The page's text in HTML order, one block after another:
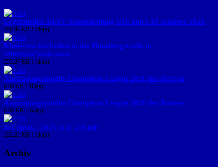
Ergebnisliste DESV-Talentsichtung U16 und U19 Sommer 2026
290.98 KB 1 file(s)
Kinderstockschießen in der Hanebergstraße in
München/Neuhausen
253.27 KB 1 file(s)
Austragungsmodus Champions League 2026 der Herren
0.00 KB 1 file(s)
Austragungsmodus Champions League 2026 der Damen
0.00 KB 1 file(s)
IFI-SpGLi_2025-A-Z_2.0.pdf
292.22 KB 1 file(s)
Archiv